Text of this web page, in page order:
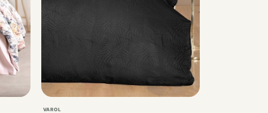
VAROL